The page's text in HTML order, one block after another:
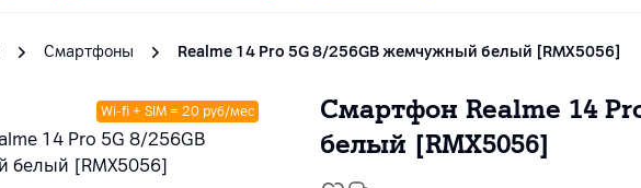
Смартфоны Realme 14 Pro 5G 8/256GB жемчужный белый [RMX5056]
Wi-fi + SIM = 20 руб/мес
Смартфон Realme 14
белый [RMX5056]